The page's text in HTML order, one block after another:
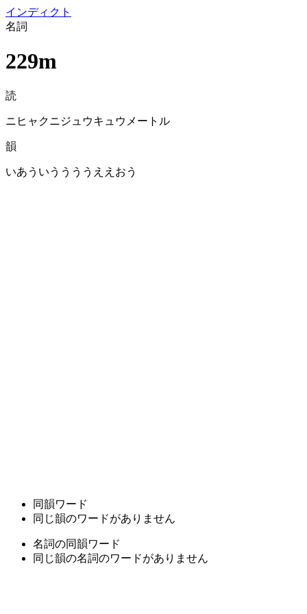
インディクト
名詞
229m
読
ニヒャクニジュウキュウメートル
韻
いあういううううええおう
同韻ワード
同じ韻のワードがありません
名詞の同韻ワード
同じ韻の名詞のワードがありません